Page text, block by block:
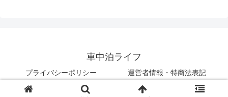
車中泊ライフ
プライバシーポリシー 運営者情報・特商法表記
© 2018 車中泊ライフ.